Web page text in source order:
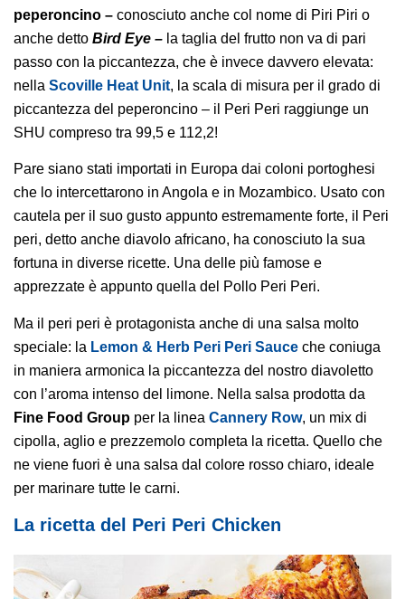
peperoncino – conosciuto anche col nome di Piri Piri o
anche detto Bird Eye – la taglia del frutto non va di pari
passo con la piccantezza, che è invece davvero elevata:
nella Scoville Heat Unit, la scala di misura per il grado di
piccantezza del peperoncino – il Peri Peri raggiunge un
SHU compreso tra 99,5 e 112,2!
Pare siano stati importati in Europa dai coloni portoghesi
che lo intercettarono in Angola e in Mozambico. Usato con
cautela per il suo gusto appunto estremamente forte, il Peri
peri, detto anche diavolo africano, ha conosciuto la sua
fortuna in diverse ricette. Una delle più famose e
apprezzate è appunto quella del Pollo Peri Peri.
Ma il peri peri è protagonista anche di una salsa molto
speciale: la Lemon & Herb Peri Peri Sauce che coniuga
in maniera armonica la piccantezza del nostro diavoletto
con l’aroma intenso del limone. Nella salsa prodotta da
Fine Food Group per la linea Cannery Row, un mix di
cipolla, aglio e prezzemolo completa la ricetta. Quello che
ne viene fuori è una salsa dal colore rosso chiaro, ideale
per marinare tutte le carni.
La ricetta del Peri Peri Chicken